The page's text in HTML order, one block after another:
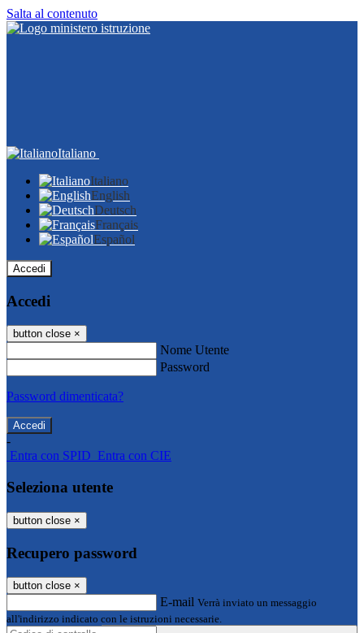
Salta al contenuto
Italiano
Italiano
English
Deutsch
Français
Español
Accedi
Accedi
button close ×
Nome Utente
Password
Password dimenticata?
-
Entra con SPID Entra con CIE
Seleziona utente
button close ×
Recupero password
button close ×
E-mail Verrà inviato un messaggio
all'indirizzo indicato con le istruzioni necessarie.